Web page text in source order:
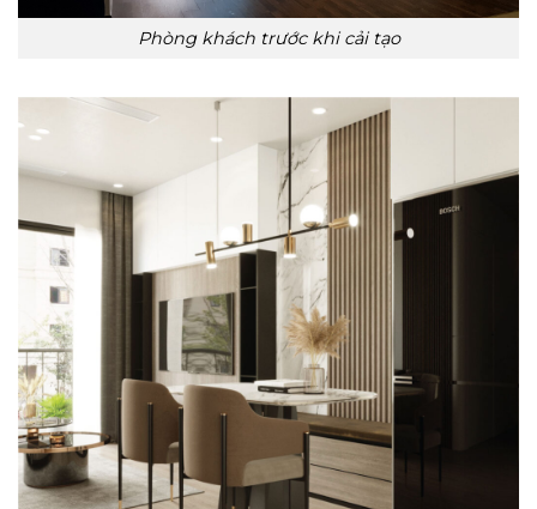
Phòng khách trước khi cải tạo